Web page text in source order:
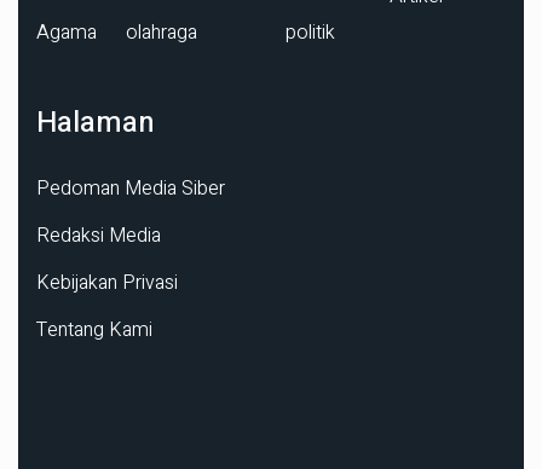
Agama
olahraga
politik
Halaman
Pedoman Media Siber
Redaksi Media
Kebijakan Privasi
Tentang Kami